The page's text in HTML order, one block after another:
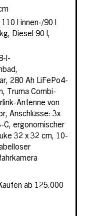
l innen-/90 l
Diesel 90 l,
l-
280 Ah LiFePo4-
Truma Combi-
Antenne von
Anschlüsse: 3x
C, ergonomischer
32 x 32 cm, 10-
ab 125.000